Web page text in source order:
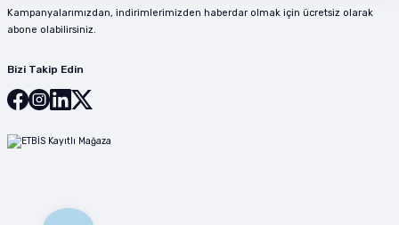
Kampanyalarımızdan, indirimlerimizden haberdar olmak için ücretsiz olarak
abone olabilirsiniz.
Bizi Takip Edin